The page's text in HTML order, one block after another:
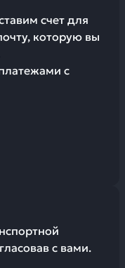
счет для
которую вы
с
с вами.